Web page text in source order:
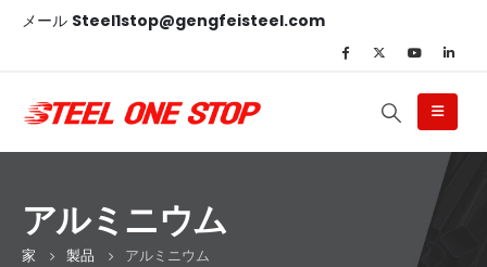
メール Steel1stop@gengfeisteel.com
アルミニウム
家 製品 アルミニウム